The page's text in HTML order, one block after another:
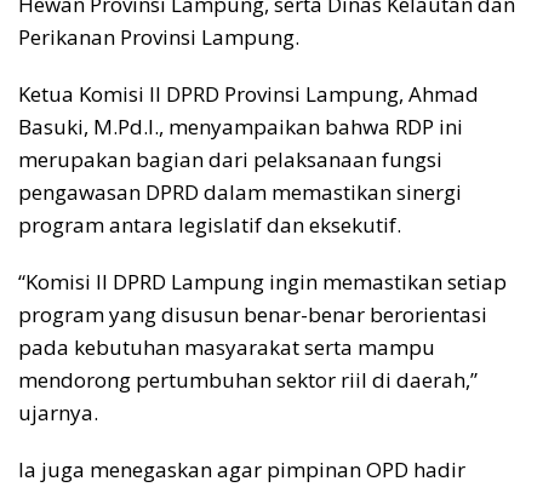
Perikanan Provinsi Lampung.
Ketua Komisi II DPRD Provinsi Lampung, Ahmad
Basuki, M.Pd.I., menyampaikan bahwa RDP ini
merupakan bagian dari pelaksanaan fungsi
pengawasan DPRD dalam memastikan sinergi
program antara legislatif dan eksekutif.
“Komisi II DPRD Lampung ingin memastikan setiap
program yang disusun benar-benar berorientasi
pada kebutuhan masyarakat serta mampu
mendorong pertumbuhan sektor riil di daerah,”
ujarnya.
Ia juga menegaskan agar pimpinan OPD hadir